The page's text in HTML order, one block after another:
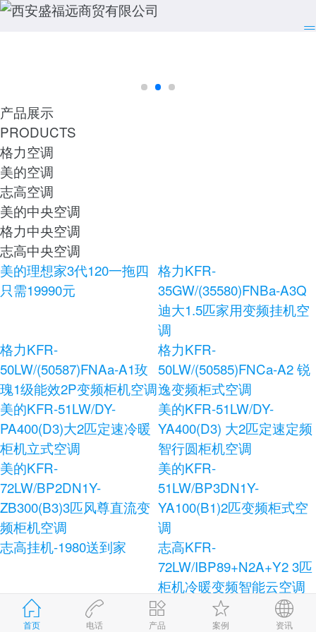
首页 电话 产品 案例 资讯
产品展示
PRODUCTS
格力空调
美的空调
志高空调
美的中央空调
格力中央空调
志高中央空调
美的理想家3代120一拖四
只需19990元
格力KFR-
35GW/(35580)FNBa-A3Q
迪大1.5匹家用变频挂机空
调
格力KFR-
50LW/(50587)FNAa-A1玫
瑰1级能效2P变频柜机空调
格力KFR-
50LW/(50585)FNCa-A2 锐
逸变频柜式空调
美的KFR-51LW/DY-
PA400(D3)大2匹定速冷暖
柜机立式空调
美的KFR-51LW/DY-
YA400(D3) 大2匹定速定频
智行圆柜机空调
美的KFR-
72LW/BP2DN1Y-
ZB300(B3)3匹风尊直流变
频柜机空调
美的KFR-
51LW/BP3DN1Y-
YA100(B1)2匹变频柜式空
调
志高挂机-1980送到家
志高KFR-
72LW/IBP89+N2A+Y2 3匹
柜机冷暖变频智能云空调
志高KFR-120LW/E41+N3
柜式空调
志高KFR-72LW/AS36+N3
健康宝独立除湿柜式空调